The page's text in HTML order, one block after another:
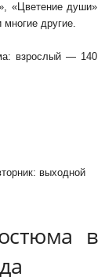
«Цветение души»
другие.
взрослый — 140
выходной
в